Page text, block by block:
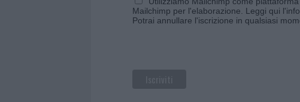
Mailchimp per l'elaborazione. Leggi qui
Potrai annullare l'iscrizione in qualsiasi